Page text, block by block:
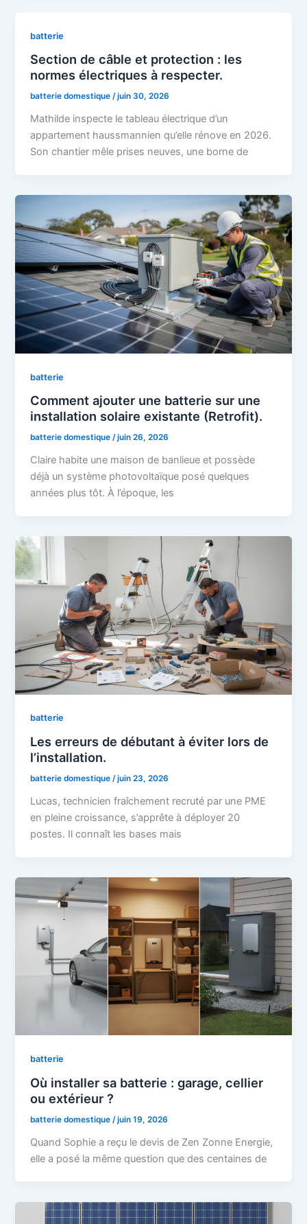
batterie
Section de câble et protection : les
normes électriques à respecter.
batterie domestique/juin 30, 2026
Mathilde inspecte le tableau électrique d’un
appartement haussmannien qu’elle rénove en 2026.
Son chantier mêle prises neuves, une borne de
batterie
Comment ajouter une batterie sur une
installation solaire existante (Retrofit).
batterie domestique/juin 26, 2026
Claire habite une maison de banlieue et possède
déjà un système photovoltaïque posé quelques
années plus tôt. À l’époque, les
batterie
Les erreurs de débutant à éviter lors de
l’installation.
batterie domestique/juin 23, 2026
Lucas, technicien fraîchement recruté par une PME
en pleine croissance, s’apprête à déployer 20
postes. Il connaît les bases mais
batterie
Où installer sa batterie : garage, cellier
ou extérieur ?
batterie domestique /juin 19, 2026
Quand Sophie a reçu le devis de Zen Zonne Energie,
elle a posé la même question que des centaines de